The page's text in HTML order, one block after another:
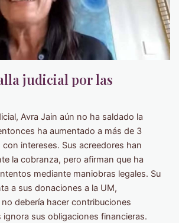
judicial por las
Avra Jain aún no ha saldado la
ha aumentado a más de 3
intereses. Sus acreedores han
la cobranza, pero afirman que ha
mediante maniobras legales. Su
a sus donaciones a la UM,
debería hacer contribuciones
sus obligaciones financieras.